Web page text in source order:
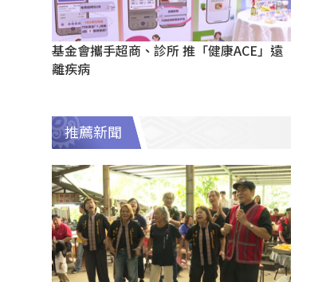
基金會攜手超商、診所 推「健康ACE」遠
離疾病
推薦新聞